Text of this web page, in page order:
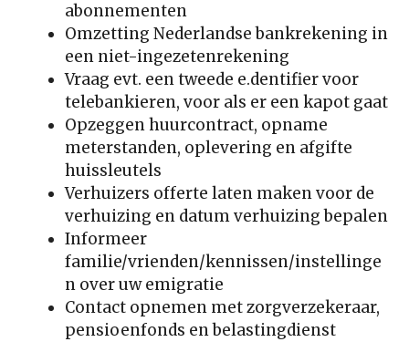
abonnementen
Omzetting Nederlandse bankrekening in
een niet-ingezetenrekening
Vraag evt. een tweede e.dentifier voor
telebankieren, voor als er een kapot gaat
Opzeggen huurcontract, opname
meterstanden, oplevering en afgifte
huissleutels
Verhuizers offerte laten maken voor de
verhuizing en datum verhuizing bepalen
Informeer
familie/vrienden/kennissen/instellinge
n over uw emigratie
Contact opnemen met zorgverzekeraar,
pensioenfonds en belastingdienst